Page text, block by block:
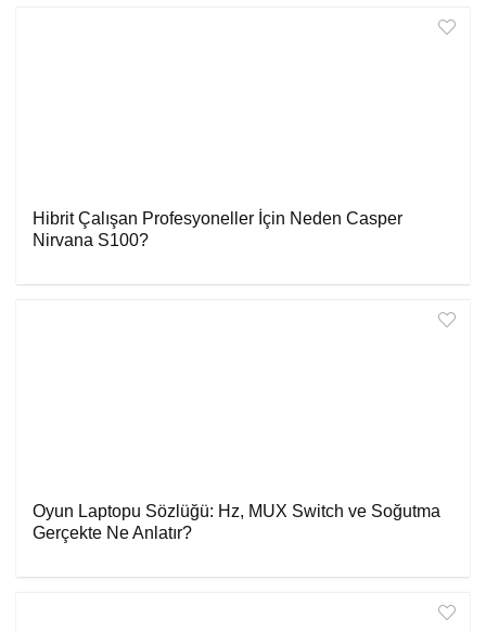
Hibrit Çalışan Profesyoneller İçin Neden Casper
Nirvana S100?
Oyun Laptopu Sözlüğü: Hz, MUX Switch ve Soğutma
Gerçekte Ne Anlatır?